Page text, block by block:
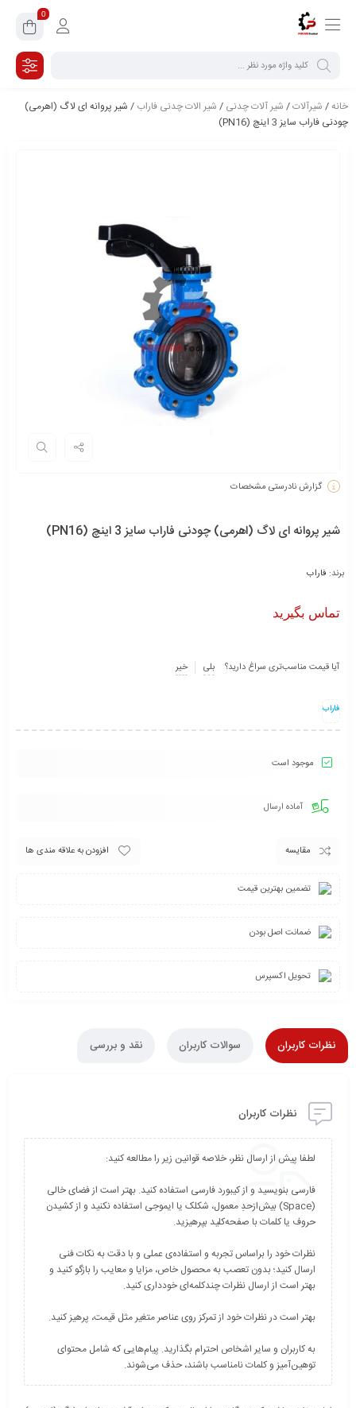
0
خانه/ شیرآلات/ شیر آلات چدنی / شیر الات چدنی فاراب / شیر پروانه ای لاگ (اھرمی)
چودنی فاراب سایز 3 اینچ (PN16)
گزارش نادرستی مشخصات
شیر پروانه ای لاگ (اھرمی) چودنی فاراب سایز 3 اینچ (PN16)
برند: فاراب
تماس بگیرید
آیا قیمت مناسب‌تری سراغ دارید؟ بلی خیر
فاراب
موجود است
آماده ارسال
مقایسه افزودن به علاقه مندی ها
تضمین بهترین قیمت
ضمانت اصل بودن
تحویل اکسپرس
نظرات کاربران سوالات کاربران نقد و بررسی
نظرات کاربران
فارسی بنویسید و از کیبورد فارسی استفاده کنید. بهتر است از فضای خالی
(Space) بیش‌از‌حدِ معمول، شکلک یا ایموجی استفاده نکنید و از کشیدن
نظرات خود را براساس تجربه و استفاده‌ی عملی و با دقت به نکات فنی
ارسال کنید؛ بدون تعصب به محصول خاص، مزایا و معایب را بازگو کنید و
به کاربران و سایر اشخاص احترام بگذارید. پیام‌هایی که شامل محتوای
توهین‌آمیز و کلمات نامناسب باشند، حذف می‌شوند.